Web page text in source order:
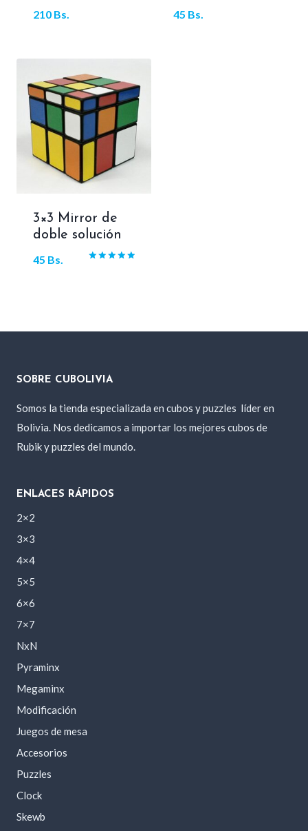
210 Bs. 45 Bs.
3×3 Mirror de
doble solución
45 Bs.
SOBRE CUBOLIVIA
Somos la tienda especializada en cubos y puzzles líder en
Bolivia. Nos dedicamos a importar los mejores cubos de
Rubik y puzzles del mundo.
ENLACES RÁPIDOS
2×2
3×3
4×4
5×5
6×6
7×7
NxN
Pyraminx
Megaminx
Modificación
Juegos de mesa
Accesorios
Puzzles
Clock
Skewb